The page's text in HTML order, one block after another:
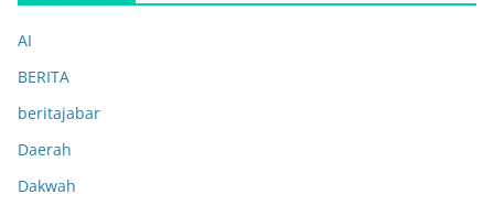
AI
BERITA
beritajabar
Daerah
Dakwah